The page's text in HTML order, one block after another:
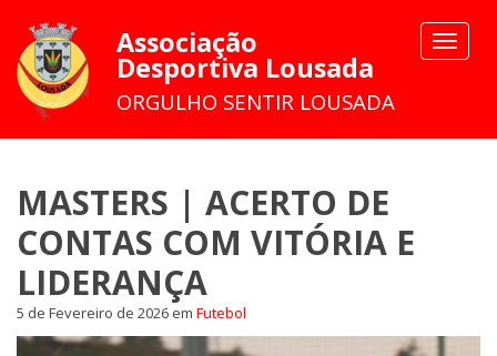
Toggle
Associação
Desportiva Lousada
ORGULHO SENTIR LOUSADA
MASTERS | ACERTO DE
CONTAS COM VITÓRIA E
LIDERANÇA
5 de Fevereiro de 2026 em Futebol